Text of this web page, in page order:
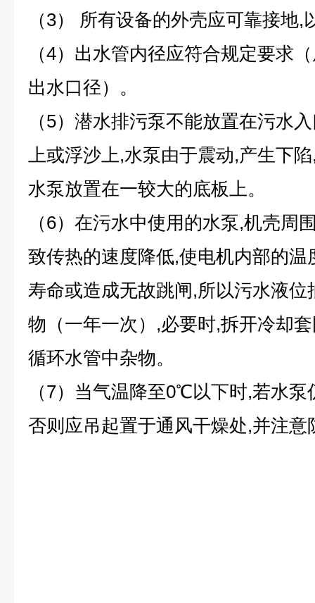
（3） 所有设备的外壳应可靠接地
（4）出水管内径应符合规定要求
出水口径）。
（5）潜水排污泵不能放置在污水
上或浮沙上,水泵由于震动,产生下
水泵放置在一较大的底板上。
（6）在污水中使用的水泵,机壳周
致传热的速度降低,使电机内部的
寿命或造成无故跳闸,所以污水液
物（一年一次）,必要时,拆开冷却
循环水管中杂物。
（7）当气温降至0℃以下时,若水
否则应吊起置于通风干燥处,并注意